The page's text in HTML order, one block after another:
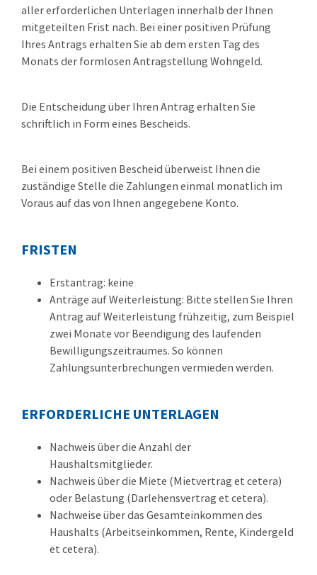
aller erforderlichen Unterlagen innerhalb der Ihnen
mitgeteilten Frist nach. Bei einer positiven Prüfung
Ihres Antrags erhalten Sie ab dem ersten Tag des
Monats der formlosen Antragstellung Wohngeld.
Die Entscheidung über Ihren Antrag erhalten Sie
schriftlich in Form eines Bescheids.
Bei einem positiven Bescheid überweist Ihnen die
zuständige Stelle die Zahlungen einmal monatlich im
Voraus auf das von Ihnen angegebene Konto.
FRISTEN
Erstantrag: keine
Anträge auf Weiterleistung: Bitte stellen Sie Ihren
Antrag auf Weiterleistung frühzeitig, zum Beispiel
zwei Monate vor Beendigung des laufenden
Bewilligungszeitraumes. So können
Zahlungsunterbrechungen vermieden werden.
ERFORDERLICHE UNTERLAGEN
Nachweis über die Anzahl der
Haushaltsmitglieder.
Nachweis über die Miete (Mietvertrag et cetera)
oder Belastung (Darlehensvertrag et cetera).
Nachweise über das Gesamteinkommen des
Haushalts (Arbeitseinkommen, Rente, Kindergeld
et cetera).